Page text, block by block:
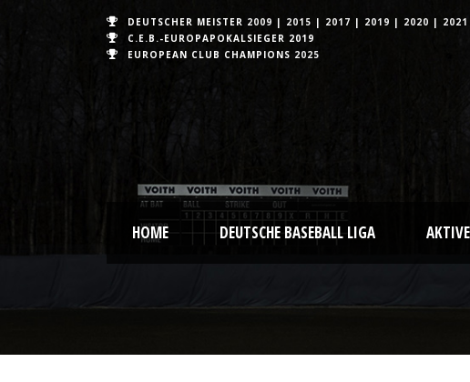
DEUTSCHER MEISTER 2009 | 2015 | 2017 | 2019 | 2020 | 2021
C.E.B.-EUROPAPOKALSIEGER 2019
EUROPEAN CLUB CHAMPIONS 2025
HOME DEUTSCHE BASEBALL LIGA AKTIVE